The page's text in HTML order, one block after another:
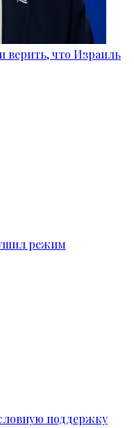
верить, что Израиль
режим
поддержку